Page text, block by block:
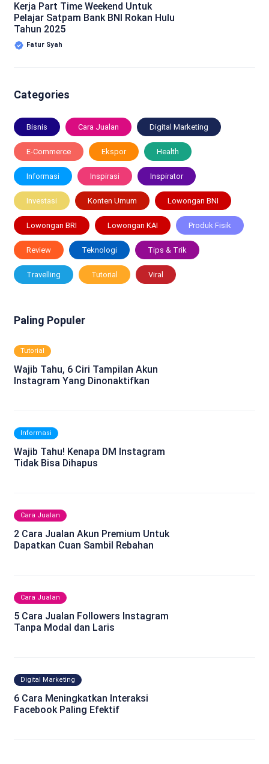
Kerja Part Time Weekend Untuk
Pelajar Satpam Bank BNI Rokan Hulu
Tahun 2025
Fatur Syah
Categories
Bisnis Cara Jualan Digital Marketing
E-Commerce Ekspor Health
Informasi Inspirasi Inspirator
Investasi Konten Umum Lowongan BNI
Lowongan BRI Lowongan KAI Produk Fisik
Review Teknologi Tips & Trik
Travelling Tutorial Viral
Paling Populer
Tutorial
Wajib Tahu, 6 Ciri Tampilan Akun
Instagram Yang Dinonaktifkan
Informasi
Wajib Tahu! Kenapa DM Instagram
Tidak Bisa Dihapus
Cara Jualan
2 Cara Jualan Akun Premium Untuk
Dapatkan Cuan Sambil Rebahan
Cara Jualan
5 Cara Jualan Followers Instagram
Tanpa Modal dan Laris
Digital Marketing
6 Cara Meningkatkan Interaksi
Facebook Paling Efektif